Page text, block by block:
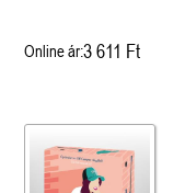
cél (Off-Campus 4.)
Online ár:3 611 Ft